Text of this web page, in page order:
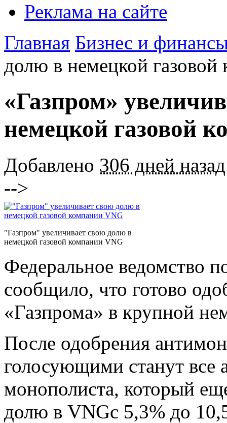
Реклама на сайте
Главная Бизнес и
долю в немецкой
«Газпром»
немецкой газовой
Добавлено 306 дней назад
-->
"Газпром" увеличивает свою долю в
немецкой газовой компании VNG
Федеральное ведомство
сообщило, что готово
«Газпрома» в крупной
После одобрения
голосующими станут все
монополиста, который
долю в VNGс 5,3% до